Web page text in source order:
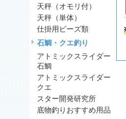
天秤（オモリ付）
天秤（単体）
仕掛用ビーズ類
石鯛・クエ釣り
アトミックスライダー
石鯛
アトミックスライダー
クエ
スター開発研究所
底物釣りおすすめ用品